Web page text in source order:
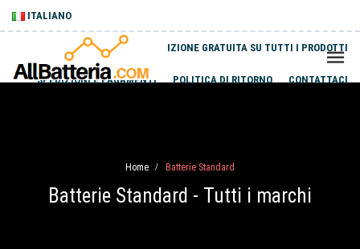
ITALIANO
SPEDIZIONE GRATUITA SU TUTTI I PRODOTTI
SPEDIZIONI E PAGAMENTI POLITICA DI RITORNO CONTATTACI
Home / Batterie Standard
Batterie Standard - Tutti i marchi